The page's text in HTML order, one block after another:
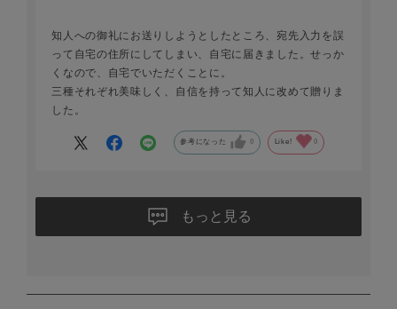
知人への御礼にお送りしようとしたところ、宛先入力を誤
って自宅の住所にしてしまい、自宅に届きました。せっか
くなので、自宅でいただくことに。
三種それぞれ美味しく、自信を持って知人に改めて贈りま
した。
参考になった 0 Like! 0
もっと見る